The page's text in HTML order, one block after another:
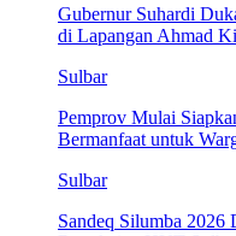
Gubernur Suhardi
di Lapangan Ahmad
Sulbar
Pemprov Mulai
Bermanfaat untuk
Sulbar
Sandeq Silumba 2026